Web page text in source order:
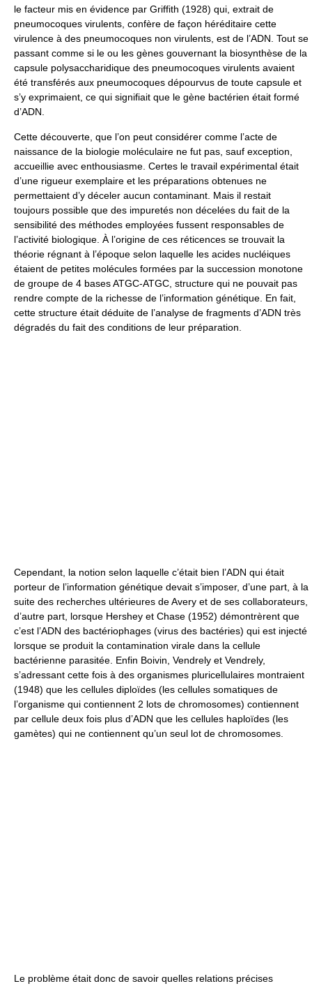
le facteur mis en évidence par Griffith (1928) qui, extrait de
pneumocoques virulents, confère de façon héréditaire cette
virulence à des pneumocoques non virulents, est de l’ADN. Tout se
passant comme si le ou les gènes gouvernant la biosynthèse de la
capsule polysaccharidique des pneumocoques virulents avaient
été transférés aux pneumocoques dépourvus de toute capsule et
s’y exprimaient, ce qui signifiait que le gène bactérien était formé
d’ADN.
Cette découverte, que l’on peut considérer comme l’acte de
naissance de la biologie moléculaire ne fut pas, sauf exception,
accueillie avec enthousiasme. Certes le travail expérimental était
d’une rigueur exemplaire et les préparations obtenues ne
permettaient d’y déceler aucun contaminant. Mais il restait
toujours possible que des impuretés non décelées du fait de la
sensibilité des méthodes employées fussent responsables de
l’activité biologique. À l’origine de ces réticences se trouvait la
théorie régnant à l’époque selon laquelle les acides nucléiques
étaient de petites molécules formées par la succession monotone
de groupe de 4 bases ATGC-ATGC, structure qui ne pouvait pas
rendre compte de la richesse de l’information génétique. En fait,
cette structure était déduite de l’analyse de fragments d’ADN très
dégradés du fait des conditions de leur préparation.
Cependant, la notion selon laquelle c’était bien l’ADN qui était
porteur de l’information génétique devait s’imposer, d’une part, à la
suite des recherches ultérieures de Avery et de ses collaborateurs,
d’autre part, lorsque Hershey et Chase (1952) démontrèrent que
c’est l’ADN des bactériophages (virus des bactéries) qui est injecté
lorsque se produit la contamination virale dans la cellule
bactérienne parasitée. Enfin Boivin, Vendrely et Vendrely,
s’adressant cette fois à des organismes pluricellulaires montraient
(1948) que les cellules diploïdes (les cellules somatiques de
l’organisme qui contiennent 2 lots de chromosomes) contiennent
par cellule deux fois plus d’ADN que les cellules haploïdes (les
gamètes) qui ne contiennent qu’un seul lot de chromosomes.
Le problème était donc de savoir quelles relations précises